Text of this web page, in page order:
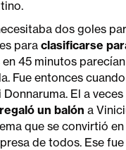
dos goles
para clasificarse
en 45 minutos
Fue entonces
Donnaruma. El a
regaló un balón a
que se convirtió
de todos. Ese fue